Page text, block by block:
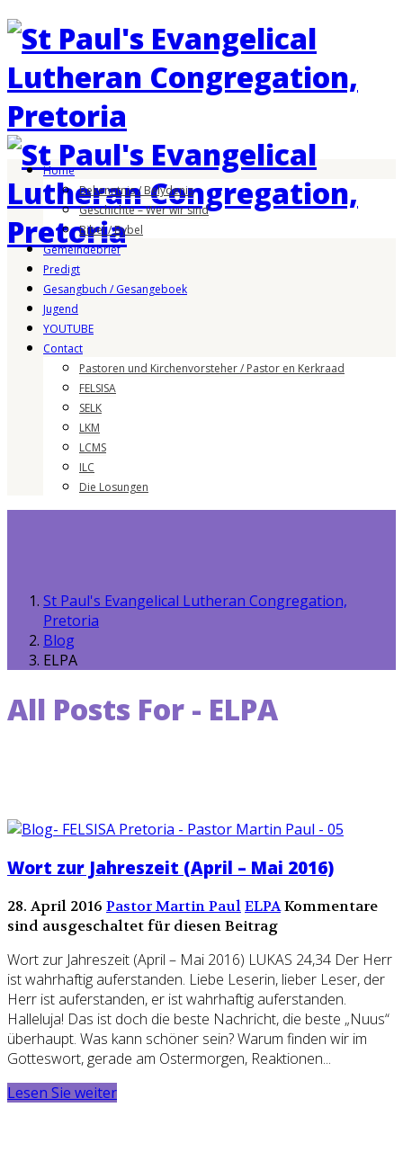
Home
Bekenntnis / Belydenis
Geschichte – Wer wir sind
Bibel / Bybel
Gemeindebrief
Predigt
Gesangbuch / Gesangeboek
Jugend
YOUTUBE
Contact
Pastoren und Kirchenvorsteher / Pastor en Kerkraad
FELSISA
SELK
LKM
LCMS
ILC
Die Losungen
St Paul's Evangelical Lutheran Congregation,
Pretoria
Blog
ELPA
All Posts For - ELPA
Wort zur Jahreszeit (April – Mai 2016)
28. April 2016 Pastor Martin PaulELPAKommentare
sind ausgeschaltet für diesen Beitrag
Wort zur Jahreszeit (April – Mai 2016) LUKAS 24,34 Der Herr
ist wahrhaftig auferstanden. Liebe Leserin, lieber Leser, der
Herr ist auferstanden, er ist wahrhaftig auferstanden.
Halleluja! Das ist doch die beste Nachricht, die beste „Nuus“
überhaupt. Was kann schöner sein? Warum finden wir im
Gotteswort, gerade am Ostermorgen, Reaktionen...
Lesen Sie weiter